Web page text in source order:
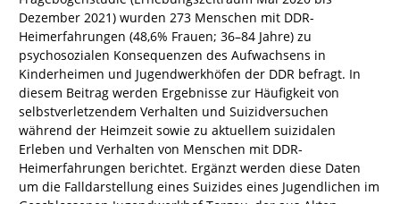
Dezember 2021) wurden 273 Menschen mit DDR-
Heimerfahrungen (48,6% Frauen; 36–84 Jahre) zu
psychosozialen Konsequenzen des Aufwachsens in
Kinderheimen und Jugendwerkhöfen der DDR befragt. In
diesem Beitrag werden Ergebnisse zur Häufigkeit von
selbstverletzendem Verhalten und Suizidversuchen
während der Heimzeit sowie zu aktuellem suizidalen
Erleben und Verhalten von Menschen mit DDR-
Heimerfahrungen berichtet. Ergänzt werden diese Daten
um die Falldarstellung eines Suizides eines Jugendlichen im